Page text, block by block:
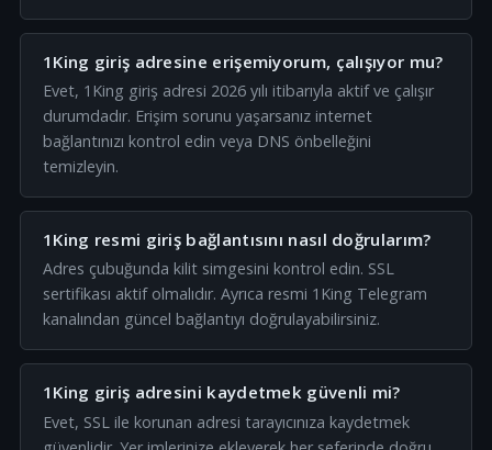
1King giriş adresine erişemiyorum, çalışıyor mu?
Evet, 1King giriş adresi 2026 yılı itibarıyla aktif ve çalışır
durumdadır. Erişim sorunu yaşarsanız internet
bağlantınızı kontrol edin veya DNS önbelleğini
temizleyin.
1King resmi giriş bağlantısını nasıl doğrularım?
Adres çubuğunda kilit simgesini kontrol edin. SSL
sertifikası aktif olmalıdır. Ayrıca resmi 1King Telegram
kanalından güncel bağlantıyı doğrulayabilirsiniz.
1King giriş adresini kaydetmek güvenli mi?
Evet, SSL ile korunan adresi tarayıcınıza kaydetmek